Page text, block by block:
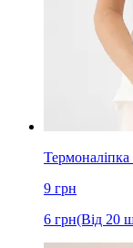
9 грн
6 грн(Від 20